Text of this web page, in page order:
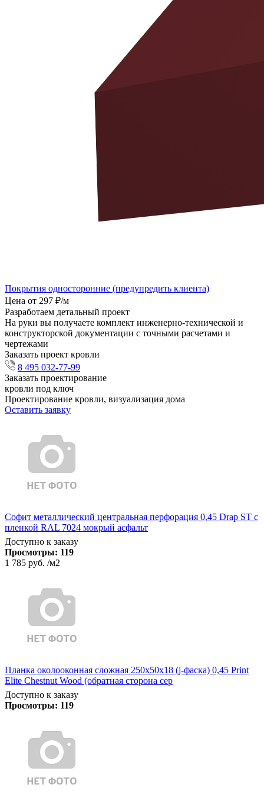
Покрытия односторонние (предупредить клиента)
Цена от 297 ₽/м
Разработаем детальный проект
На руки вы получаете комплект инженерно-технической и
конструкторской документации с точными расчетами и
чертежами
Заказать проект кровли
8 495 032-77-99
Заказать проектирование
кровли под ключ
Проектирование кровли, визуализация дома
Оставить заявку
Софит металлический центральная перфорация 0,45 Drap ST с
пленкой RAL 7024 мокрый асфальт
Доступно к заказу
Просмотры: 119
1 785 руб. /м2
Планка околооконная сложная 250х50х18 (j-фаска) 0,45 Print
Elite Chestnut Wood (обратная сторона сер
Доступно к заказу
Просмотры: 119